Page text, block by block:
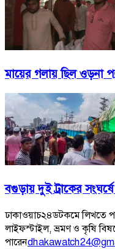
মায়ের গলায় ছিল ওড়না
বগুড়ায় দুই ট্রাকের
ঢাকাওয়াচ২৪ডটকমে লিখতে
লাইফস্টাইল, ভ্রমণ ও কৃষি
পারেন